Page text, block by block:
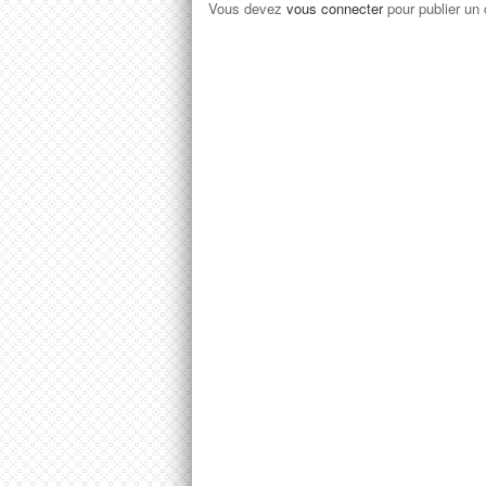
Vous devez vous connecterpour publier un